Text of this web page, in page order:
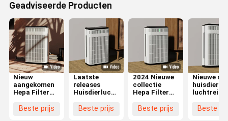
Geadviseerde Producten
Nieuw
aangekomen
Hepa Filter
voor
Beste prijs
Laatste
releases
Huisdierluchtreiniger
Drijvend Haar
Beste prijs
2024 Nieuwe
collectie
Hepa Filter
Huisdierluchtreiniger
Beste prijs
Nieuwe
huisdier
Hepa
Beste